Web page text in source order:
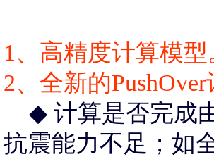
1、高精度计算模
2、全新的
◆ 计算是否完成
抗震能力不足；如